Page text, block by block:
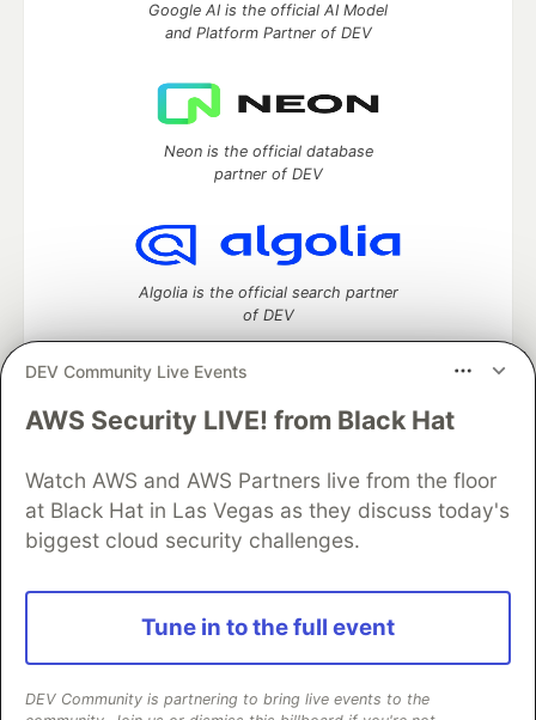
DEV Community Live Events
AWS Security LIVE! from Black Hat
Watch AWS and AWS Partners live from the floor
at Black Hat in Las Vegas as they discuss today's
biggest cloud security challenges.
Tune in to the full event
DEV Community is partnering to bring live events to the
Google AI is the official AI Model
and Platform Partner of DEV
Neon is the official database
partner of DEV
Algolia is the official search partner
of DEV
DEV Community— A space to discuss and keep up software
Home
DEV Challenges DEV++
Videos
DEV Education Tracks
DEV Help
Advertise on DEV
Organization Accounts
DEV Showcase
Contact
Free Postgres Database
DEV Shop
and other inclusive communities.